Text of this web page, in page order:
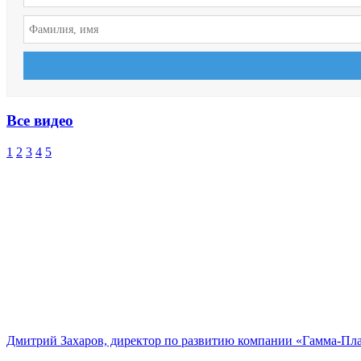
Все видео
1 2 3 4 5
Дмитрий Захаров, директор по развитию компании «Гамма-